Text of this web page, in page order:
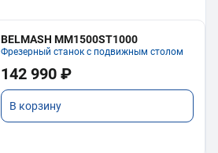
BELMASH MM1500ST1000
Фрезерный станок с подвижным столом
142 990 ₽
В корзину